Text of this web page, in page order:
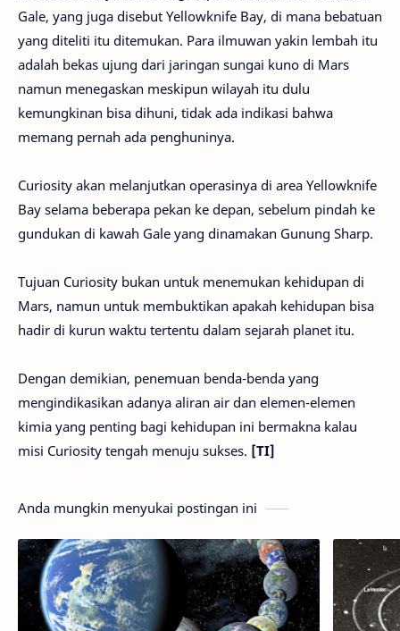
Gale, yang juga disebut Yellowknife Bay, di mana bebatuan
yang diteliti itu ditemukan. Para ilmuwan yakin lembah itu
adalah bekas ujung dari jaringan sungai kuno di Mars
namun menegaskan meskipun wilayah itu dulu
kemungkinan bisa dihuni, tidak ada indikasi bahwa
memang pernah ada penghuninya.
Curiosity akan melanjutkan operasinya di area Yellowknife
Bay selama beberapa pekan ke depan, sebelum pindah ke
gundukan di kawah Gale yang dinamakan Gunung Sharp.
Tujuan Curiosity bukan untuk menemukan kehidupan di
Mars, namun untuk membuktikan apakah kehidupan bisa
hadir di kurun waktu tertentu dalam sejarah planet itu.
Dengan demikian, penemuan benda-benda yang
mengindikasikan adanya aliran air dan elemen-elemen
kimia yang penting bagi kehidupan ini bermakna kalau
misi Curiosity tengah menuju sukses. [TI]
Anda mungkin menyukai postingan ini